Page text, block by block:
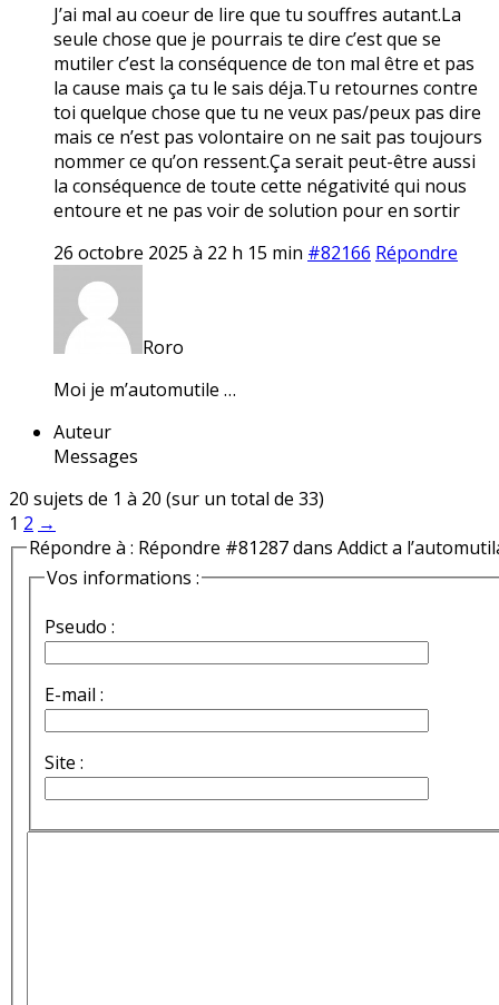
J’ai mal au coeur de lire que tu souffres autant.La
seule chose que je pourrais te dire c’est que se
mutiler c’est la conséquence de ton mal être et pas
la cause mais ça tu le sais déja.Tu retournes contre
toi quelque chose que tu ne veux pas/peux pas dire
mais ce n’est pas volontaire on ne sait pas toujours
nommer ce qu’on ressent.Ça serait peut-être aussi
la conséquence de toute cette négativité qui nous
entoure et ne pas voir de solution pour en sortir
26 octobre 2025 à 22 h 15 min #82166 Répondre
Roro
Moi je m’automutile …
Auteur
Messages
20 sujets de 1 à 20 (sur un total de 33)
1 2 →
Répondre à : Répondre #81287 dans Addict a
Vos informations :
Pseudo :
E-mail :
Site :